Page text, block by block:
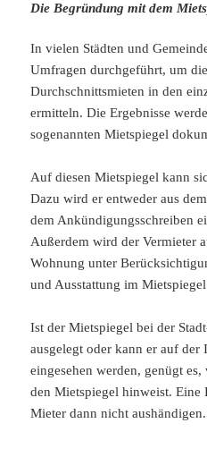
Die Begründung mit dem
In vielen Städten und
Umfragen durchgeführt, um
Durchschnittsmieten in den
ermitteln. Die Ergebnisse
sogenannten Mietspiegel
Auf diesen Mietspiegel kann
Dazu wird er entweder aus
dem Ankündigungsschreiben
Außerdem wird der Vermieter
Wohnung unter
und Ausstattung im
Ist der Mietspiegel bei der
ausgelegt oder kann er auf der
eingesehen werden, genügt
den Mietspiegel hinweist. Eine
Mieter dann nicht aushändigen.